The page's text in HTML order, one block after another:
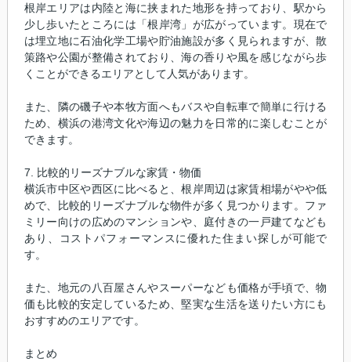
根岸エリアは内陸と海に挟まれた地形を持っており、駅から
少し歩いたところには「根岸湾」が広がっています。現在で
は埋立地に石油化学工場や貯油施設が多く見られますが、散
策路や公園が整備されており、海の香りや風を感じながら歩
くことができるエリアとして人気があります。
また、隣の磯子や本牧方面へもバスや自転車で簡単に行ける
ため、横浜の港湾文化や海辺の魅力を日常的に楽しむことが
できます。
7. 比較的リーズナブルな家賃・物価
横浜市中区や西区に比べると、根岸周辺は家賃相場がやや低
めで、比較的リーズナブルな物件が多く見つかります。ファ
ミリー向けの広めのマンションや、庭付きの一戸建てなども
あり、コストパフォーマンスに優れた住まい探しが可能で
す。
また、地元の八百屋さんやスーパーなども価格が手頃で、物
価も比較的安定しているため、堅実な生活を送りたい方にも
おすすめのエリアです。
まとめ